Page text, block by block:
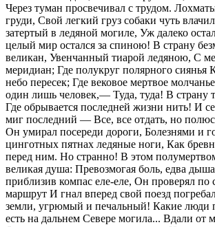
Через туман просвечивал с трудом.
груди, Свой легкий груз собаки чуть
затертый в ледяной могиле, Уж далеко
целый мир остался за спиною! В страну
великан, Увенчанный тиарой ледяною, С
меридиан; Где полукруг полярного сиянья
небо пересек; Где вековое мертвое
один лишь человек,— Туда, туда! В страну
Где обрывается последней жизни нить! И
миг последний — Все, все отдать, но
Он умирал посереди дороги, Болезнями и
цинготных пятнах ледяные ноги, Как
перед ним. Но странно! В этом
великая душа: Превозмогая боль, едва
приблизив компас еле-еле, Он проверял по
маршрут И гнал вперед свой поезд
земли, угрюмый и печальный! Какие люди
есть на дальнем Севере могила... Вдали от